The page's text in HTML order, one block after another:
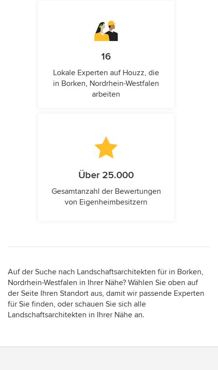
16
Lokale Experten auf Houzz, die
in Borken, Nordrhein-Westfalen
arbeiten
Über 25.000
Gesamtanzahl der Bewertungen
von Eigenheimbesitzern
Auf der Suche nach Landschaftsarchitekten für in Borken,
Nordrhein-Westfalen in Ihrer Nähe? Wählen Sie oben auf
der Seite Ihren Standort aus, damit wir passende Experten
für Sie finden, oder schauen Sie sich alle
Landschaftsarchitekten in Ihrer Nähe an.